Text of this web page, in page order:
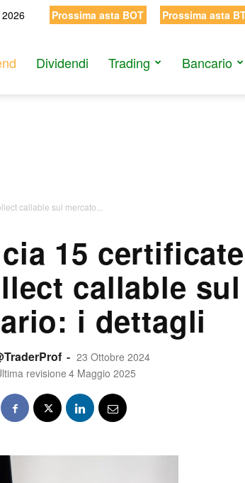
Prossima asta BOT Prossima asta
Dividendi Trading Bancario
callable sul mercato...
15
callable
i dettagli
- 23 Ottobre 2024
revisione 4 Maggio 2025